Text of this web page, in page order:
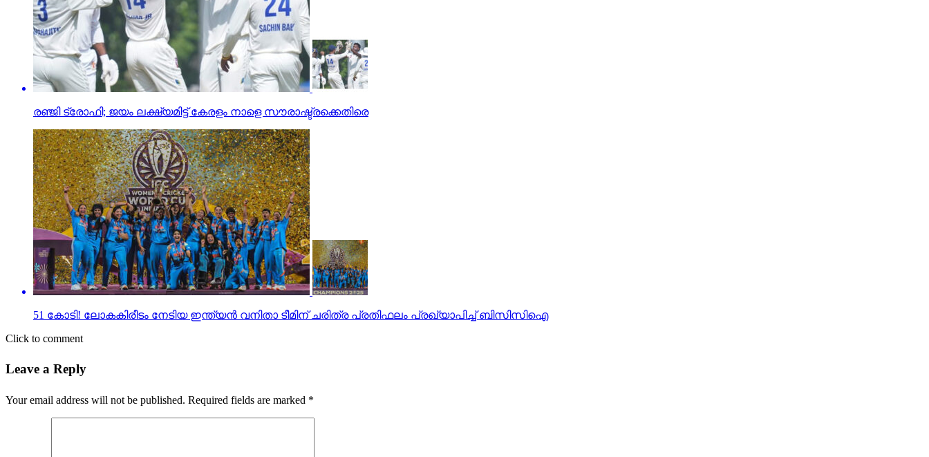
രഞ്ജി ട്രോഫി; ജയം ലക്ഷ്യമിട്ട് കേരളം നാളെ സൗരാഷ്ട്രക്കെതിരെ
51 കോടി! ലോകകിരീടം നേടിയ ഇന്ത്യന്‍ വനിതാ ടീമിന് ചരിത്ര പ്രതിഫലം പ്രഖ്യാപിച്ച് ബിസിസിഐ
Click to comment
Leave a Reply
Your email address will not be published. Required fields are marked *